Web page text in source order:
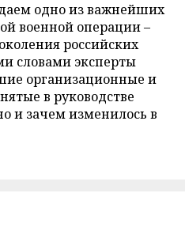
одно из важнейших
военной операции –
российских
словами эксперты
организационные и
в руководстве
и зачем изменилось в